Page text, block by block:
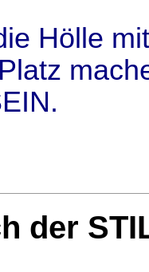
Hölle
der